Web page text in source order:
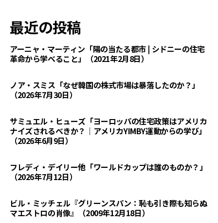
最近の投稿
アーニャ・マーティン「陽の当たる都市 | シドニーの住宅
革命から学べること」（2021年2月8日）
ノア・スミス「なぜ韓国の株式市場は暴落したのか？」
（2026年7月30日）
サミュエル・ヒューズ「ヨーロッパの住宅政策はアメリカ
ナイズされるべきか？｜アメリカYIMBY運動からの学び」
（2026年6月9日）
フレディ・デイリー他「ワールドカップは誰のものか？」
（2026年7月12日）
ビル・ミッチェル『グリーンスパン：恥も引き際も知らぬ
マエストロの肖像』（2009年12月18日）